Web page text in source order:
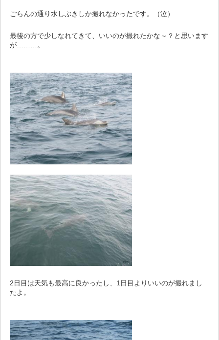
ごらんの通り水しぶきしか撮れなかったです。（泣）
最後の方で少しなれてきて、いいのが撮れたかな～？と思います
が………。
2日目は天気も最高に良かったし、1日目よりいいのが撮れまし
たよ。